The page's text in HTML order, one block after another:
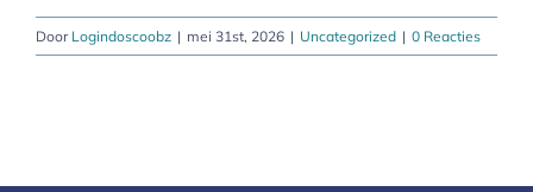
Door Logindoscoobz | mei 31st, 2026 | Uncategorized | 0 Reacties